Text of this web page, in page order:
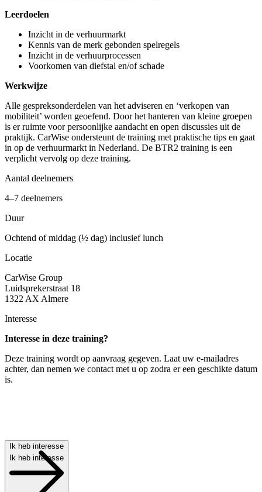
Leerdoelen
Inzicht in de verhuurmarkt
Kennis van de merk gebonden spelregels
Inzicht in de verhuurprocessen
Voorkomen van diefstal en/of schade
Werkwijze
Alle gespreksonderdelen van het adviseren en ‘verkopen van
mobiliteit’ worden geoefend. Door het hanteren van kleine groepen
is er ruimte voor persoonlijke aandacht en open discussies uit de
praktijk. CarWise ondersteunt de training met praktische tips en gaat
in op de verhuurmarkt in Nederland. De BTR2 training is een
verplicht vervolg op deze training.
Aantal deelnemers
4–7 deelnemers
Duur
Ochtend of middag (½ dag) inclusief lunch
Locatie
CarWise Group
Luidsprekerstraat 18
1322 AX Almere
Interesse
Interesse in deze training?
Deze training wordt op aanvraag gegeven. Laat uw e-mailadres
achter, dan nemen we contact met u op zodra er een geschikte datum
is.
Ik heb interesse